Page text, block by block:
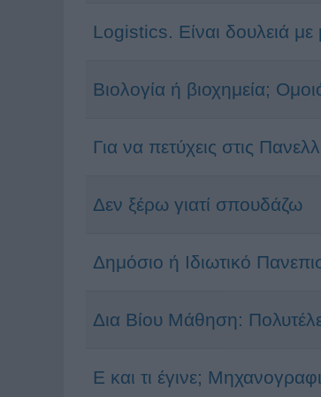
Logistics. Είναι δουλειά με
Βιολογία ή βιοχημεία;
Για να πετύχεις στις
Δεν ξέρω γιατί σπουδάζω
Δημόσιο ή Ιδιωτικό
Δια Βίου Μάθηση:
Ε και τι έγινε;